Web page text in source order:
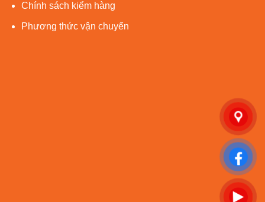
Chính sách kiểm hàng
Phương thức vận chuyển